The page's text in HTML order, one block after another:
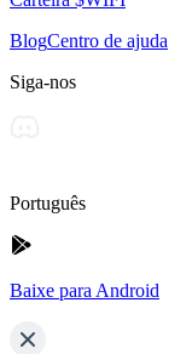
BlogCentro de ajuda
Siga-nos
Português
Baixe para Android